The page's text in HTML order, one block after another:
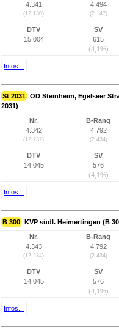
4.341
(12.130)
4.494
(2.147)
DTV
15.004
SV
615
(4,1%)
Infos...
St 2031 OD Steinheim, Egelseer
2031)
Nr.
4.342
(12.232)
B-Rang
4.792
(2.434)
DTV
14.045
SV
576
(4,1%)
Infos...
B 300 KVP südl. Heimertingen (B
Nr.
4.343
(12.234)
B-Rang
4.792
(2.434)
DTV
14.045
SV
576
(4,1%)
Infos...